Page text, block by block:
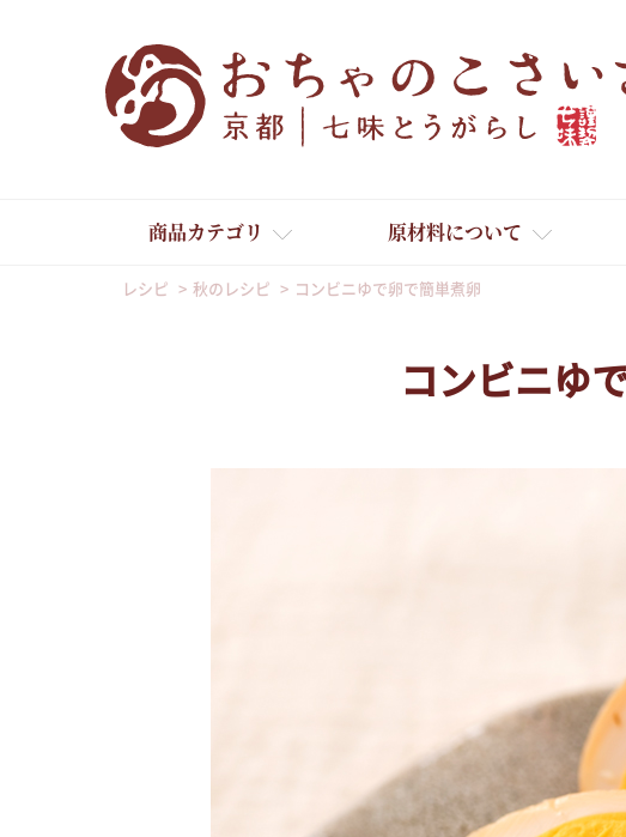
商品カテゴリ 原材料について
レシピ 秋のレシピ コンビニゆで卵で簡単煮卵
コンビニゆ